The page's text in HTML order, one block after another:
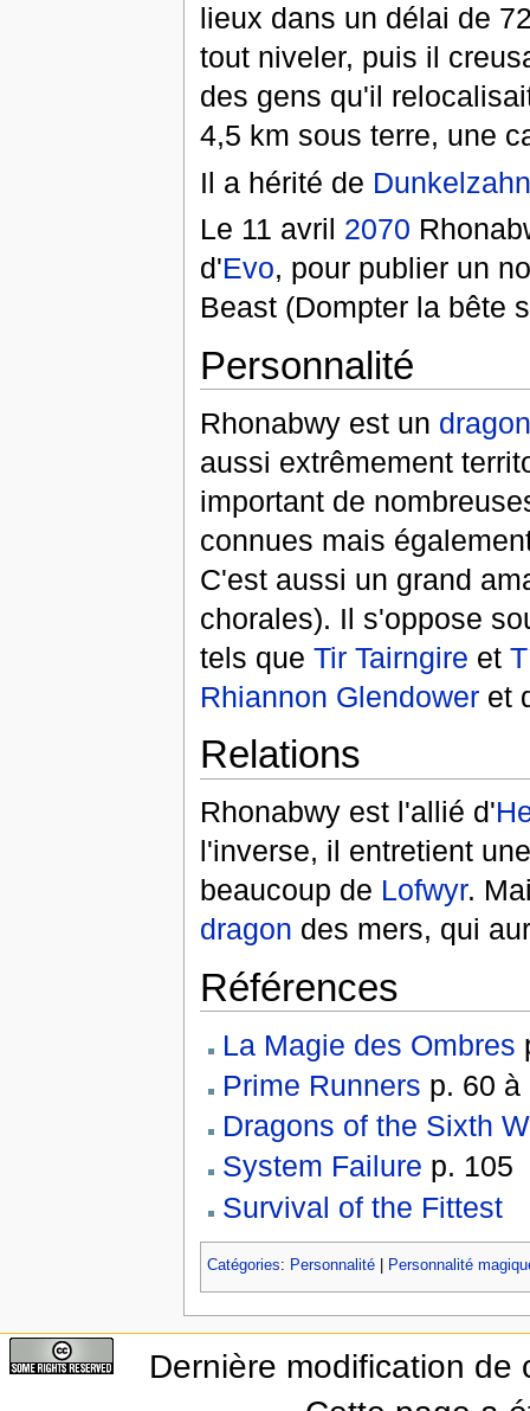
lieux dans un délai de
tout niveler, puis il
des gens qu'il
4,5 km sous terre, une
Il a hérité de Dunkelzahn
Le 11 avril 2070
d'Evo, pour publier un
Beast (Dompter la bête
Personnalité
Rhonabwy est un dragon
aussi extrêmement
important de
connues mais
C'est aussi un grand
chorales). Il s'oppose
tels que Tir Tairngire et
Rhiannon Glendoweret
Relations
Rhonabwy est l'allié d'
l'inverse, il entretient
beaucoup de Lofwyr.
dragon des mers, qui
Références
La Magie des Ombres
Prime Runners p. 60 à
Dragons of the Sixth
System Failure p. 105
Survival of the Fittest
Catégories: Personnalité| Personnalité
Dernière modification